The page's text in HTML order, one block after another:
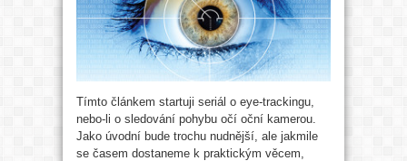
Tímto článkem startuji seriál o eye-trackingu,
nebo-li o sledování pohybu očí oční kamerou.
Jako úvodní bude trochu nudnější, ale jakmile
se časem dostaneme k praktickým věcem,